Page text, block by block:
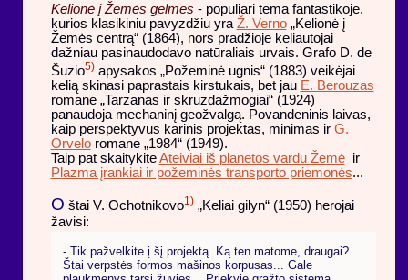
Kelionė į Žemės gelmes - populiari tema fantastikoje,
kurios klasikiniu pavyzdžiu yra Ž. Verno„Kelionė į
Žemės centrą“ (1864), nors pradžioje keliautojai
dažniau pasinaudodavo natūraliais urvais. Grafo D. de
Šuzio5)apysakos „Požeminė ugnis“ (1883) veikėjai
kelią skinasi paprastais kirstukais, bet jau E. Berouzas
romane „Tarzanas ir skruzdažmogiai“ (1924)
panaudoja mechaninį geožvalgą. Povandeninis laivas,
kaip perspektyvus karinis projektas, minimas ir G.
Orveloromane „1984“ (1949).
Taip pat skaitykiteAteiviai iš planetos vardu Žemėir
Plazma įrankiai ir požeminės transporto priemonės...
O štai V. Ochotnikovo1)„Keliai gilyn“ (1950) herojai
žavisi:
- Tik pažvelkite į šį projektą. Ką ten matome, draugai?
Štai verpstės formos mašinos korpusas... Gale